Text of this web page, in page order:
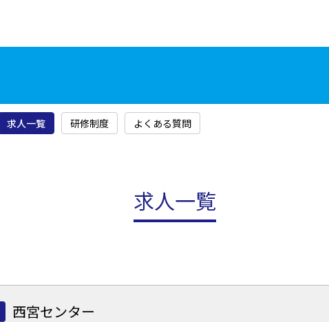
求人一覧 研修制度 よくある質問
求人一覧
西宮センター